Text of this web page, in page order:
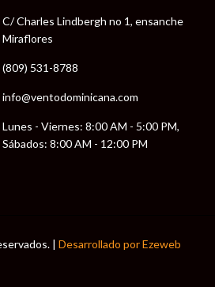
C/ Charles Lindbergh no 1, ensanche
Miraflores
(809) 531-8788
info@ventodominicana.com
Lunes - Viernes: 8:00 AM - 5:00 PM,
Sábados: 8:00 AM - 12:00 PM
| Desarrollado por Ezeweb